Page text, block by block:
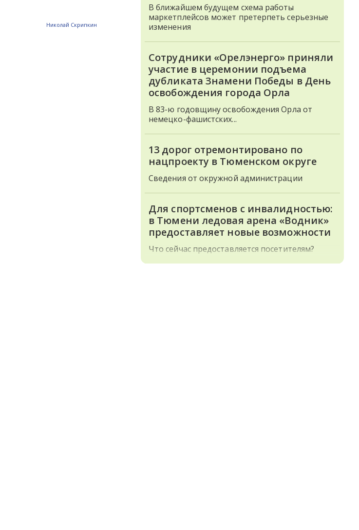
Николай Скрипкин
В ближайшем будущем схема работы
маркетплейсов может претерпеть серьезные
изменения
Сотрудники «Орелэнерго» приняли
участие в церемонии подъема
дубликата Знамени Победы в День
освобождения города Орла
В 83-ю годовщину освобождения Орла от
немецко-фашистских...
13 дорог отремонтировано по
нацпроекту в Тюменском округе
Сведения от окружной администрации
Для спортсменов с инвалидностью:
в Тюмени ледовая арена «Водник»
предоставляет новые возможности
Что сейчас предоставляется посетителям?